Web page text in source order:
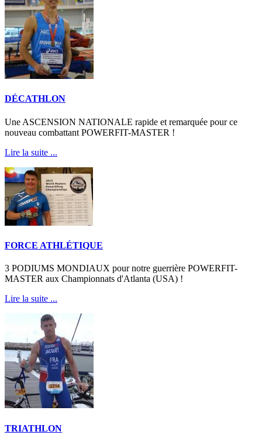
DÉCATHLON
Une ASCENSION NATIONALE rapide et remarquée pour ce
nouveau combattant POWERFIT-MASTER !
Lire la suite ...
FORCE ATHLÉTIQUE
3 PODIUMS MONDIAUX pour notre guerrière POWERFIT-
MASTER aux Championnats d'Atlanta (USA) !
Lire la suite ...
TRIATHLON